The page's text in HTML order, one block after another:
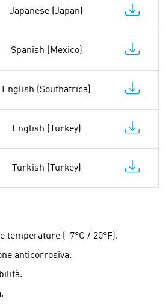
Japanese (Japan)
Spanish (Mexico)
English (Southafrica)
English (Turkey)
Turkish (Turkey)
temperature (-7°C / 20°F).
anticorrosiva.